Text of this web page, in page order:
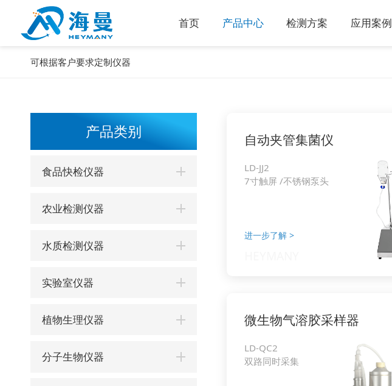
首页 产品中心 检测方案 应用案例
可根据客户要求定制仪器
产品类别
食品快检仪器
农业检测仪器
水质检测仪器
实验室仪器
植物生理仪器
分子生物仪器
自动夹管集菌仪
LD-JJ2
7寸触屏 /不锈钢泵头
进一步了解 >
微生物气溶胶采样器
LD-QC2
双路同时采集